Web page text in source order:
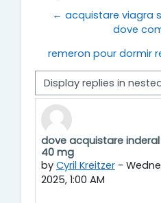
← acquistare viagra
dove
remeron pour dormir
Display mode
dove acquistare
40 mg
by Cyril Kreitzer -
2025, 1:00 AM
Number of replies: 0